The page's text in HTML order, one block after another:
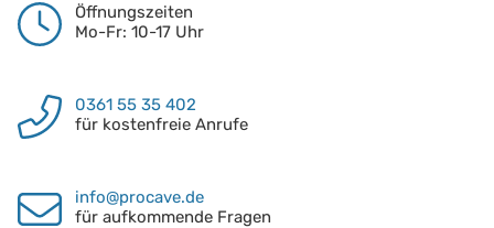
Öffnungszeiten
Mo-Fr: 10-17 Uhr
0361 55 35 402
für kostenfreie Anrufe
info@procave.de
für aufkommende Fragen